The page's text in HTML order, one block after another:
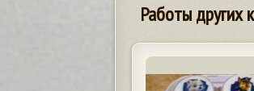
Работы других